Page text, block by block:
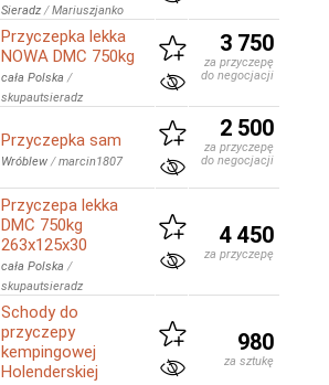
Sieradz /Mariuszjanko
Przyczepka lekka
NOWA DMC 750kg
cała Polska /
skupautsieradz
3 750
za przyczepę
do negocjacji
Przyczepka sam
Wróblew /marcin1807
2 500
za przyczepę
do negocjacji
Przyczepa lekka
DMC 750kg
263x125x30
cała Polska /
skupautsieradz
4 450
za przyczepę
Schody do
przyczepy
kempingowej
Holenderskiej
980
za sztukę